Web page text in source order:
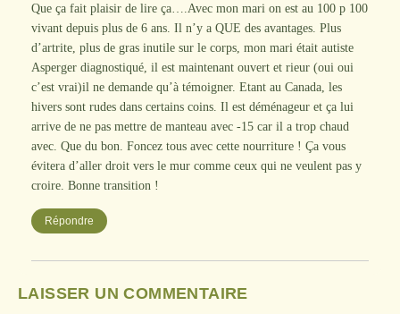
Que ça fait plaisir de lire ça….Avec mon mari on est au 100 p 100
vivant depuis plus de 6 ans. Il n’y a QUE des avantages. Plus
d’artrite, plus de gras inutile sur le corps, mon mari était autiste
Asperger diagnostiqué, il est maintenant ouvert et rieur (oui oui
c’est vrai)il ne demande qu’à témoigner. Etant au Canada, les
hivers sont rudes dans certains coins. Il est déménageur et ça lui
arrive de ne pas mettre de manteau avec -15 car il a trop chaud
avec. Que du bon. Foncez tous avec cette nourriture ! Ça vous
évitera d’aller droit vers le mur comme ceux qui ne veulent pas y
croire. Bonne transition !
Répondre
LAISSER UN COMMENTAIRE